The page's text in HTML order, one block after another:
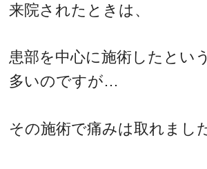
来院されたときは、
患部を中心に施術したとい
多いのですが…
その施術で痛みは取れまし